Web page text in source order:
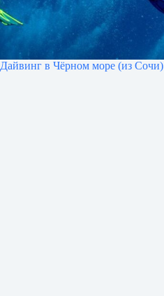
Дайвинг в Чёрном море (из Сочи)